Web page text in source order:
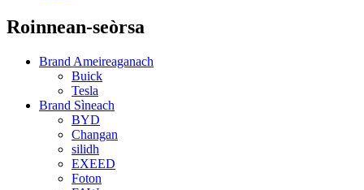
Roinnean-seòrsa
Brand Ameireaganach
Buick
Tesla
Brand Sìneach
BYD
Changan
silidh
EXEED
Foton